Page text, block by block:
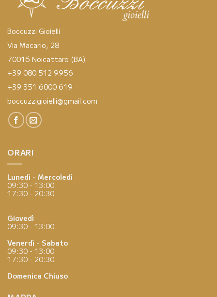
Boccuzzi Gioielli
Via Macario, 28
70016 Noicattaro (BA)
+39 080 512 9956
+39 351 6000 619
boccuzzigioielli@gmail.com
ORARI
Lunedì - Mercoledì
09:30 - 13:00
17:30 - 20:30
Giovedì
09:30 - 13:00
Venerdì - Sabato
09:30 - 13:00
17:30 - 20:30
Domenica Chiuso